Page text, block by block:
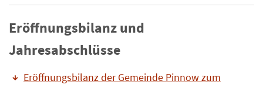
Eröffnungsbilanz und
Jahresabschlüsse
Eröffnungsbilanz der Gemeinde Pinnow zum